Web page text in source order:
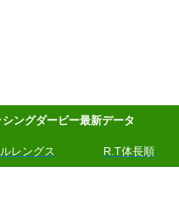
ングダービー最新データ
レングス R.T体長順